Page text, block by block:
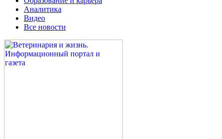
Аналитика
Видео
Все новости